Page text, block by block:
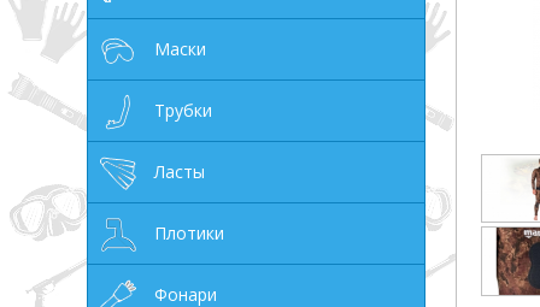
Производитель
_JSHOP_SEARCH_COINS
от
до
грн
Маски
Трубки
Ласты
Плотики
Фонари